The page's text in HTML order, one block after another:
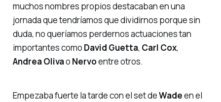
muchos nombres propios destacaban en una
jornada que tendríamos que dividirnos porque sin
duda, no queríamos perdernos actuaciones tan
importantes como David Guetta, Carl Cox,
AndreaOlivao Nervoentre otros.
Empezaba fuerte la tarde con el set deWadeen el